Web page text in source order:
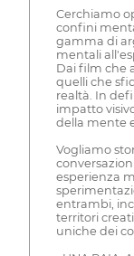
Cerchiamo
confini
gamma di
mentali
Dai film che
quelli che
realtà. In
impatto
della mente
Vogliamo
esperienza
entrambi,
territori
uniche dei